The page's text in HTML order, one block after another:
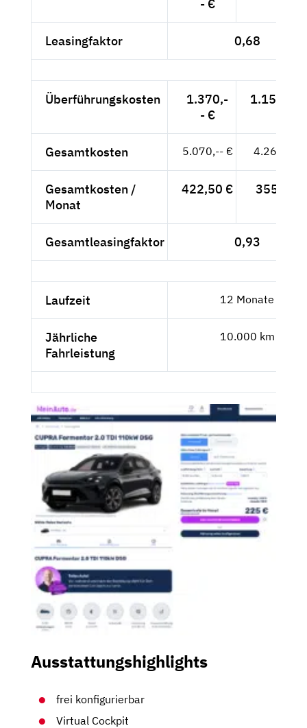
- €
Leasingfaktor 0,68
Überführungskosten
1.370,-
- €
1.151,26
Gesamtkosten 5.070,-- € 4.260,50
Gesamtkosten /
Monat
422,50 € 355,04 €
Gesamtleasingfaktor 0,93
Laufzeit 12 Monate
Jährliche
Fahrleistung
10.000 km
Ausstattungshighlights
frei konfigurierbar
Virtual Cockpit